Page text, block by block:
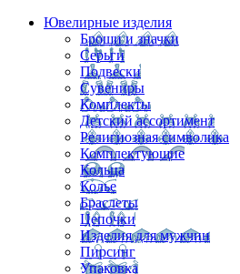
Ювелирные изделия
Броши и значки
Серьги
Подвески
Сувениры
Комплекты
Детский ассортимент
Религиозная символика
Комплектующие
Кольца
Колье
Браслеты
Цепочки
Изделия для мужчин
Пирсинг
Упаковка